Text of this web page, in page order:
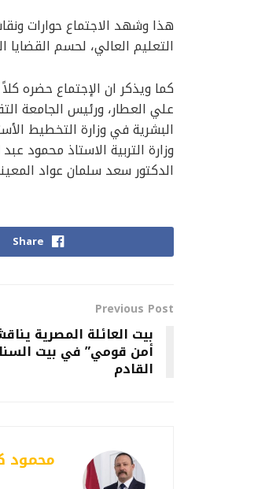
هذا وشهد الاجتماع حوارات
التعليم العالي، لحسم القضايا
كما ويذكر ان الإجتماع حضره
علي العطار، ورئيس الجامعة
البشرية في وزارة التخطيط
وزارة التربية الاستاذ محمود
الدكتور سعد سلمان عواد
Share
Previous Post
بيت العائلة المصرية
أمن قومي” في بيت
القادم
محمود